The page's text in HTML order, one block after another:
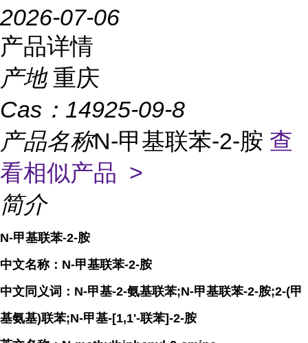
2026-07-06
产品详情
产地 重庆
Cas： 14925-09-8
产品名称N-甲基联苯-2-胺 查
看相似产品 >
简介
N-甲基联苯-2-胺
中文名称：N-甲基联苯-2-胺
中文同义词：N-甲基-2-氨基联苯;N-甲基联苯-2-胺;2-(甲
基氨基)联苯;N-甲基-[1,1'-联苯]-2-胺